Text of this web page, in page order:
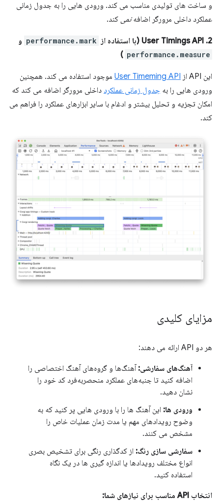
و ساخت های تولیدی مناسب می کند. ورودی هایی را به جدول زمانی
عملکرد داخلی مرورگر اضافهنمی کند.
2. User Timings API (با استفاده از performance.mark و
performance.measure
)
این API از User Timeming API موجود استفاده می کند. همچنین
ورودی هایی را به جدول زمانی عملکرد داخلی مرورگر اضافه می کند که
امکان تجزیه و تحلیل بیشتر و ادغام با سایر ابزارهای عملکرد را فراهم می
کند.
مزایای کلیدی
هر دو API ارائه می دهند:
آهنگ‌های سفارشی: آهنگ‌ها و گروه‌های آهنگ اختصاصی را
اضافه کنید تا جنبه‌های عملکرد منحصربه‌فرد کد خود را
نشان دهید.
ورودی ها: این آهنگ ها را با ورودی هایی پر کنید که به
وضوح رویدادهای مهم یا مدت زمان عملیات خاص را
مشخص می کنند.
سفارشی سازی رنگ: از کدگذاری رنگی برای تشخیص بصری
انواع مختلف رویدادها یا اندازه گیری ها در یک نگاه
استفاده کنید.
انتخاب API مناسب برای نیازهای شما: